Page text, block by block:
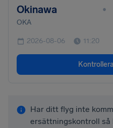
Okinawa •
OKA
2026-08-06 11:20
Har ditt flyg inte
ersättningskontroll så